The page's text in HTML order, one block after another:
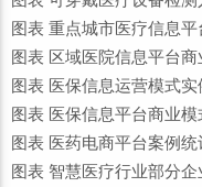
图表 重点城市医疗信息平
图表 区域医院信息平台商
图表 医保信息运营模式实
图表 医保信息平台商业模
图表 医药电商平台案例统
图表 智慧医疗行业部分